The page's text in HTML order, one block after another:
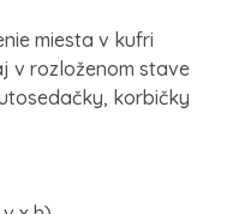
miesta v kufri
v rozloženom stave
korbičky